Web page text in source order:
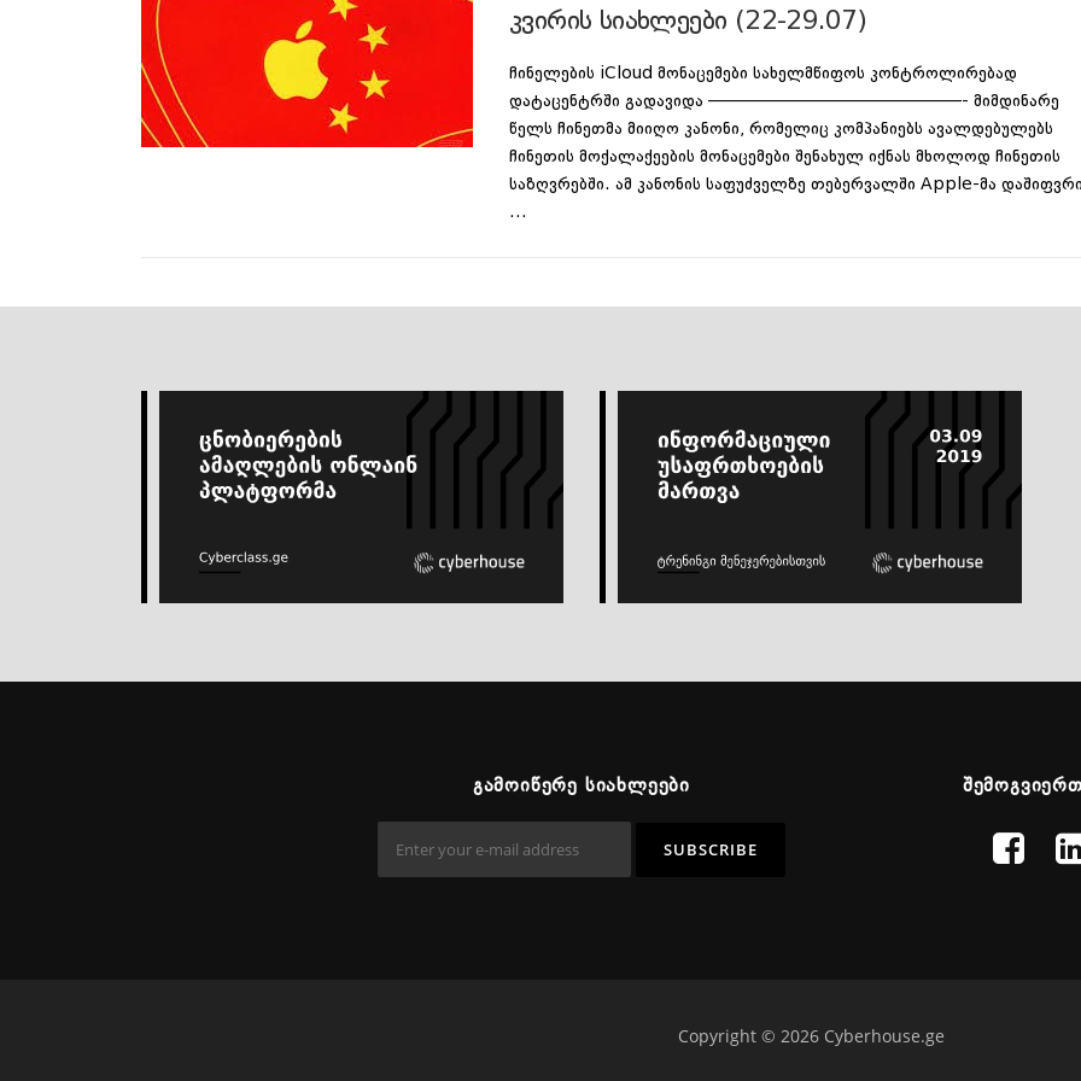
კვირის სიახლეები (22-29.07)
ჩინელების iCloud მონაცემები სახელმწიფოს კონტროლირებად
დატაცენტრში გადავიდა ———————————————- მიმდინარე
წელს ჩინეთმა მიიღო კანონი, რომელიც კომპანიებს ავალდებულებს
ჩინეთის მოქალაქეების მონაცემები შენახულ იქნას მხოლოდ ჩინეთის
საზღვრებში. ამ კანონის საფუძველზე თებერვალში Apple-მა
…
ᲒᲐᲛᲝᲘᲬᲔᲠᲔ ᲡᲘᲐᲮᲚᲔᲔᲑᲘ
Copyright © 2026 Cyberhouse.ge